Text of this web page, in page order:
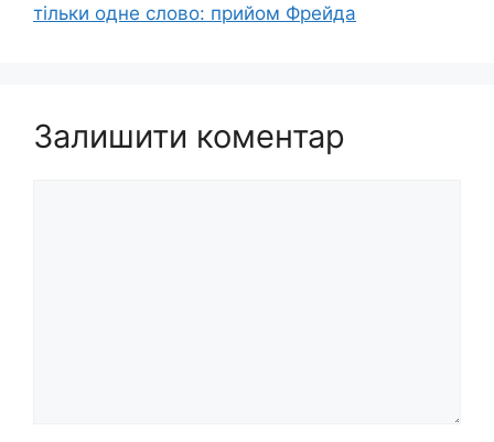
тільки одне слово: прийом Фрейда
Залишити коментар